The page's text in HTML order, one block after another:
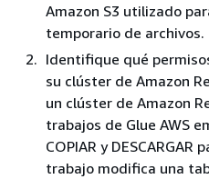
Amazon S3 utilizado
temporario de archivos.
Identifique qué
su clúster de Amazon
un clúster de Amazon
trabajos de Glue AWS
COPIAR y
trabajo modifica una